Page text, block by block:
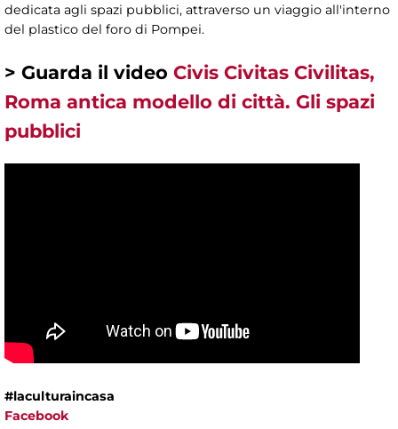
dedicata agli spazi pubblici, attraverso un viaggio all'interno
del plastico del foro di Pompei.
> Guarda il video Civis Civitas Civilitas,
Roma antica modello di città. Gli spazi
pubblici
#laculturaincasa
Facebook